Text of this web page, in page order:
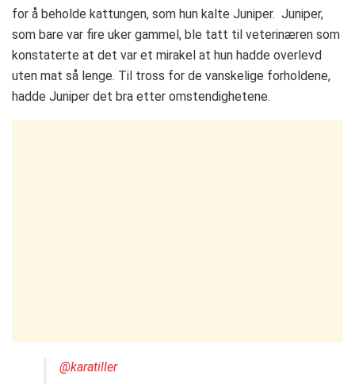
for å beholde kattungen, som hun kalte Juniper. Juniper,
som bare var fire uker gammel, ble tatt til veterinæren som
konstaterte at det var et mirakel at hun hadde overlevd
uten mat så lenge. Til tross for de vanskelige forholdene,
hadde Juniper det bra etter omstendighetene.
@karatiller